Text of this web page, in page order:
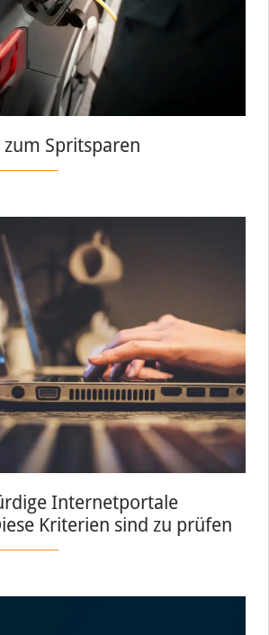
zum Spritsparen
Internetportale
Kriterien sind zu prüfen